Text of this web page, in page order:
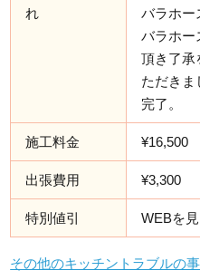
れ
バラホー
バラホー
頂き了承
ただきま
完了。
施工料金 ¥16,500
出張費用 ¥3,300
特別値引 WEBを
その他のキッチントラブルの